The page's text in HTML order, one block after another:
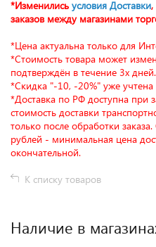
*Изменились условия Доставки,
заказов между магазинами
*Цена актуальна только для
*Стоимость товара может
подтверждён в течение 3х дней.
*Скидка "-10, -20%" уже учтена
*Доставка по РФ доступна при
стоимость доставки
только после обработки
рублей - минимальная цена
окончательной.
К списку товаров
Наличие в